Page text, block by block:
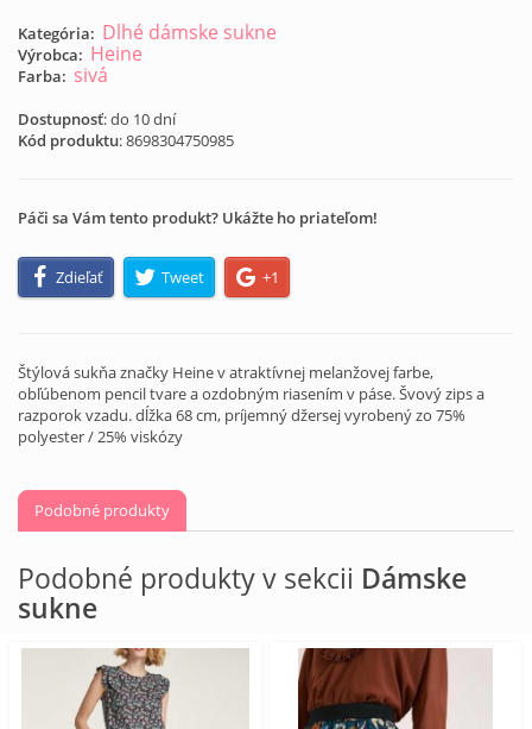
Kategória: Dlhé dámske sukne
Výrobca: Heine
Farba: sivá
Dostupnosť: do 10 dní
Kód produktu:8698304750985
Páči sa Vám tento produkt? Ukážte ho priateľom!
Zdieľať Tweet +1
Štýlová sukňa značky Heine v atraktívnej melanžovej farbe,
obľúbenom pencil tvare a ozdobným riasením v páse. Švový zips a
razporok vzadu. dĺžka 68 cm, príjemný džersej vyrobený zo 75%
polyester / 25% viskózy
Podobné produkty
Podobné produkty v sekcii Dámske
sukne